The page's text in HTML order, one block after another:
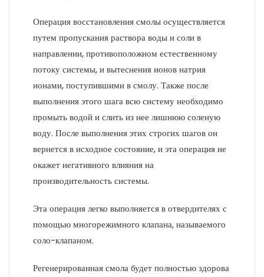
Операция восстановления смолы осуществляется
путем пропускания раствора воды и соли в
направлении, противоположном естественному
потоку системы, и вытеснения ионов натрия
ионами, поступившими в смолу. Также после
выполнения этого шага всю систему необходимо
промыть водой и слить из нее лишнюю соленую
воду. После выполнения этих строгих шагов он
вернется в исходное состояние, и эта операция не
окажет негативного влияния на
производительность системы.
Эта операция легко выполняется в отвердителях с
помощью многорежимного клапана, называемого
соло-клапаном.
Регенерированная смола будет полностью здорова